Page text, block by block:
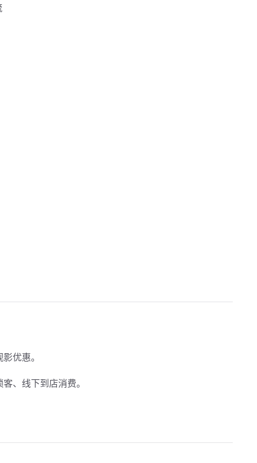
优惠。
、线下到店消费。